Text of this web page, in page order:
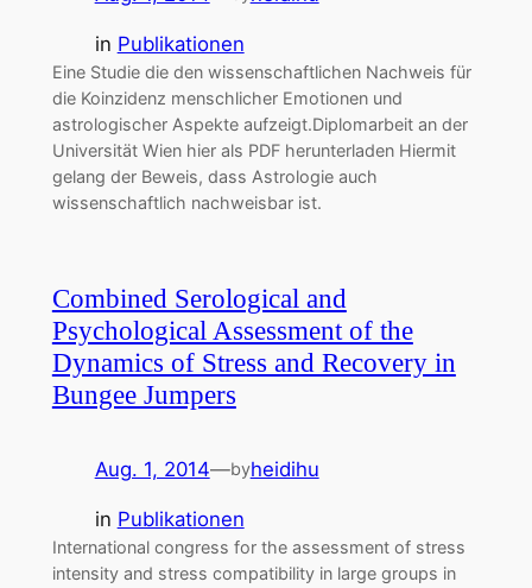
in Publikationen
Eine Studie die den wissenschaftlichen Nachweis für
die Koinzidenz menschlicher Emotionen und
astrologischer Aspekte aufzeigt.Diplomarbeit an der
Universität Wien hier als PDF herunterladen Hiermit
gelang der Beweis, dass Astrologie auch
wissenschaftlich nachweisbar ist.
Combined Serological and
Psychological Assessment of the
Dynamics of Stress and Recovery in
Bungee Jumpers
Aug. 1, 2014—byheidihu
in Publikationen
International congress for the assessment of stress
intensity and stress compatibility in large groups in